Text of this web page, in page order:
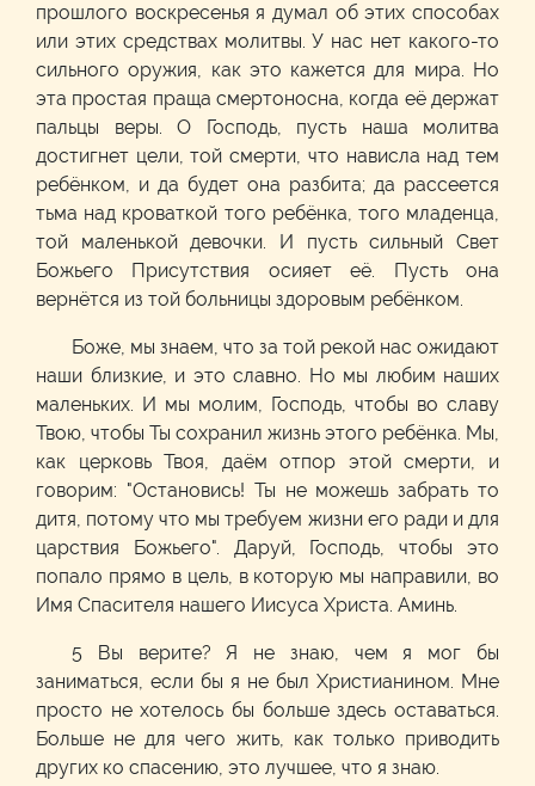
прошлого воскресенья я думал об этих способах
или этих средствах молитвы. У нас нет какого-то
сильного оружия, как это кажется для мира. Но
эта простая праща смертоносна, когда её держат
пальцы веры. О Господь, пусть наша молитва
достигнет цели, той смерти, что нависла над тем
ребёнком, и да будет она разбита; да рассеется
тьма над кроваткой того ребёнка, того младенца,
той маленькой девочки. И пусть сильный Свет
Божьего Присутствия осияет её. Пусть она
вернётся из той больницы здоровым ребёнком.
Боже, мы знаем, что за той рекой нас ожидают
наши близкие, и это славно. Но мы любим наших
маленьких. И мы молим, Господь, чтобы во славу
Твою, чтобы Ты сохранил жизнь этого ребёнка. Мы,
как церковь Твоя, даём отпор этой смерти, и
говорим: "Остановись! Ты не можешь забрать то
дитя, потому что мы требуем жизни его ради и для
царствия Божьего". Даруй, Господь, чтобы это
попало прямо в цель, в которую мы направили, во
Имя Спасителя нашего Иисуса Христа. Аминь.
5 Вы верите? Я не знаю, чем я мог бы
заниматься, если бы я не был Христианином. Мне
просто не хотелось бы больше здесь оставаться.
Больше не для чего жить, как только приводить
других ко спасению, это лучшее, что я знаю.